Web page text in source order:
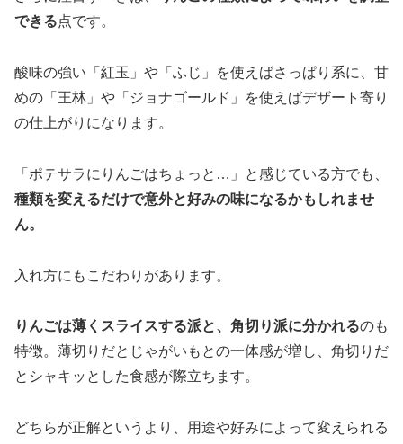
できる点です。
酸味の強い「紅玉」や「ふじ」を使えばさっぱり系に、甘
めの「王林」や「ジョナゴールド」を使えばデザート寄り
の仕上がりになります。
「ポテサラにりんごはちょっと…」と感じている方でも、
種類を変えるだけで意外と好みの味になるかもしれませ
ん。
入れ方にもこだわりがあります。
りんごは薄くスライスする派と、角切り派に分かれるのも
特徴。薄切りだとじゃがいもとの一体感が増し、角切りだ
とシャキッとした食感が際立ちます。
どちらが正解というより、用途や好みによって変えられる